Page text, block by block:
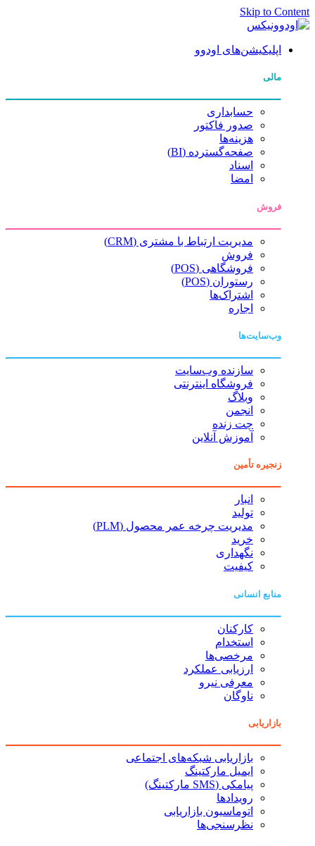
Skip to Content
اپلیکیشن‌های اودوو
مالی
حسابداری
صدور فاکتور
هزینه‌ها
صفحه‌گسترده (BI)
اسناد
امضا
فروش
مدیریت ارتباط با مشتری (CRM)
فروش
فروشگاهی (POS)
رستوران (POS)
اشتراک‌ها
اجاره
وب‌سایت‌ها
سازنده وب‌سایت
فروشگاه اینترنتی
وبلاگ
انجمن
چت زنده
آموزش آنلاین
زنجیره تأمین
انبار
تولید
مدیریت چرخه عمر محصول (PLM)
خرید
نگهداری
کیفیت
منابع انسانی
کارکنان
استخدام
مرخصی‌ها
ارزیابی عملکرد
معرفی نیرو
ناوگان
بازاریابی
بازاریابی شبکه‌های اجتماعی
ایمیل مارکتینگ
پیامکی (SMS مارکتینگ)
رویدادها
اتوماسیون بازاریابی
نظرسنجی‌ها